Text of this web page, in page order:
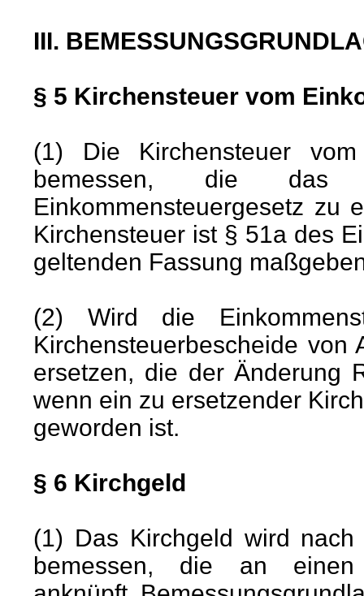
III.
§ 5 Kirchensteuer vom
(1) Die Kirchensteuer
bemessen, die das
Einkommensteuergesetz zu
Kirchensteuer ist § 51a des
geltenden Fassung
(2) Wird die
Kirchensteuerbescheide
ersetzen, die der Änderung
wenn ein zu ersetzender
geworden ist.
§ 6 Kirchgeld
(1) Das Kirchgeld wird nach
bemessen, die an einen